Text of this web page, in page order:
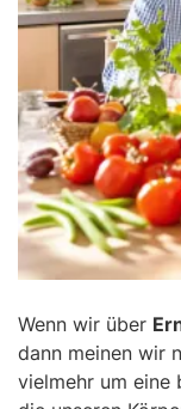
Wenn wir über
dann meinen wir
vielmehr um eine